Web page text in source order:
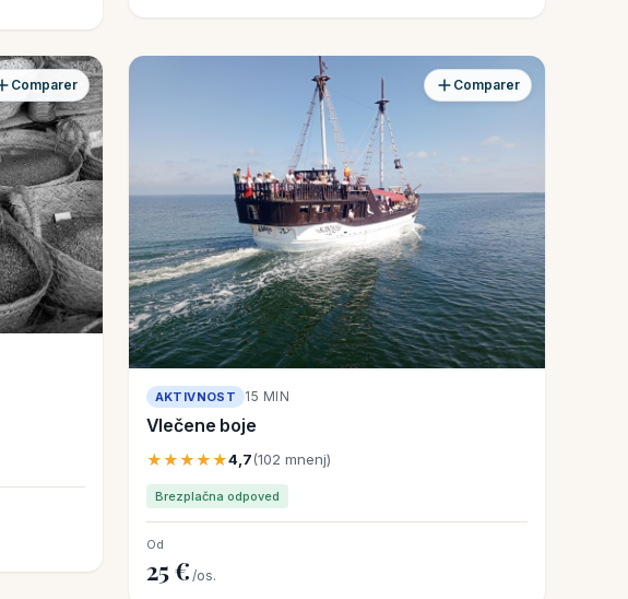
Comparer
AKTIVNOST 15 MIN
Vlečene boje
★★★★★4,7(102 mnenj)
Brezplačna odpoved
Od
25 € /os.
Comparer